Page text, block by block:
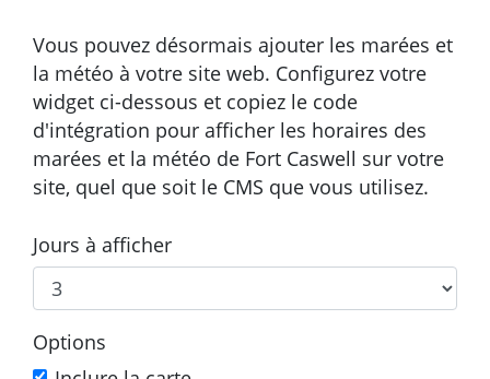
Vous pouvez désormais ajouter les marées et
la météo à votre site web. Configurez votre
widget ci-dessous et copiez le code
d'intégration pour afficher les horaires des
marées et la météo de Fort Caswell sur votre
site, quel que soit le CMS que vous utilisez.
Jours à afficher
Options